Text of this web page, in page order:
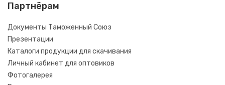
Партнёрам
Документы Таможенный Союз
Презентации
Каталоги продукции для скачивания
Личный кабинет для оптовиков
Фотогалерея